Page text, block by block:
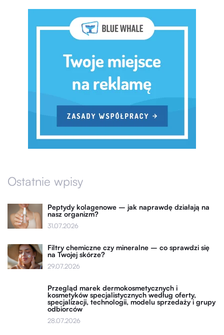
Ostatnie wpisy
Peptydy kolagenowe – jak naprawdę działają na
nasz organizm?
31.07.2026
Filtry chemiczne czy mineralne – co sprawdzi się
na Twojej skórze?
29.07.2026
Przegląd marek dermokosmetycznych i
kosmetyków specjalistycznych według oferty,
specjalizacji, technologii, modelu sprzedaży i grupy
odbiorców
28.07.2026